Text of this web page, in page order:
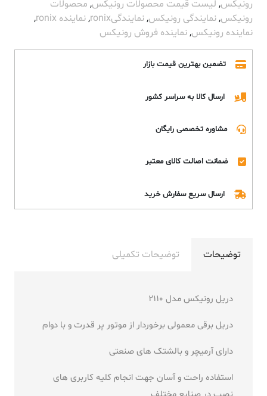
رونیکس, لیست قیمت محصولات رونیکس, محصولات
رونیکس,نمایندگی رونیکس,نمایندگیronix ,نماینده ronix
,
نماینده رونیکس,نماینده فروش رونیکس
تضمین بهترین قیمت بازار
ارسال کالا به سراسر کشور
مشاوره تخصصی رایگان
ضمانت اصالت کالای معتبر
ارسال سریع سفارش خرید
توضیحات توضیحات تکمیلی
دریل رونیکس مدل 2110
دریل برقی معمولی برخوردار از موتور پر قدرت و با دوام
دارای آرمیچر و بالشتک های صنعتی
استفاده راحت و آسان جهت انجام کلیه کاربری های